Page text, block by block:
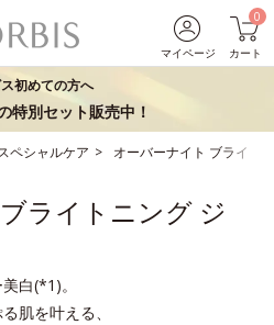
マイページ
0
カート
初めての方へ
特別セット販売中！
ペシャルケア オーバーナイト ブライト
ライトニング ジ
白(*1)。
肌を叶える、